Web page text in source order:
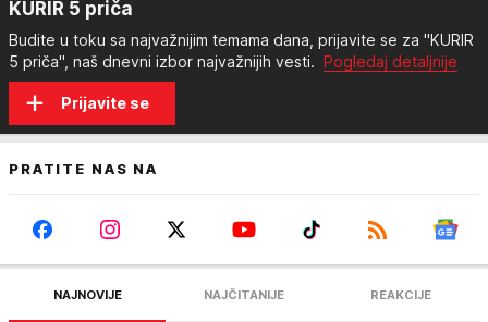
KURIR 5 priča
Budite u toku sa najvažnijim temama dana, prijavite se za "KURIR
5 priča", naš dnevni izbor najvažnijih vesti. Pogledaj detaljnije
Prijavite se
PRATITE NAS NA
NAJNOVIJE NAJČITANIJE REAKCIJE